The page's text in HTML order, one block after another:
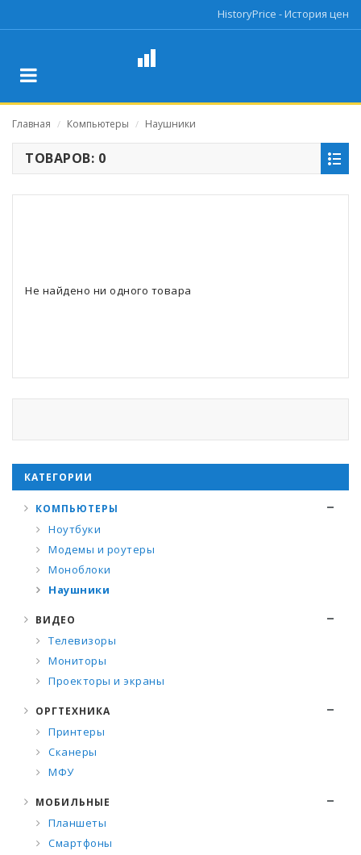
HistoryPrice - История цен
Главная / Компьютеры / Наушники
ТОВАРОВ: 0
Не найдено ни одного товара
КАТЕГОРИИ
КОМПЬЮТЕРЫ
Ноутбуки
Модемы и роутеры
Моноблоки
Наушники
ВИДЕО
Телевизоры
Мониторы
Проекторы и экраны
ОРГТЕХНИКА
Принтеры
Сканеры
МФУ
МОБИЛЬНЫЕ
Планшеты
Смартфоны